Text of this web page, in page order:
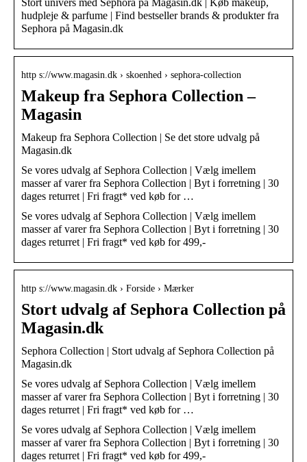
hudpleje & parfume | Find bestseller brands & produkter fra
Sephora på Magasin.dk
http s://www.magasin.dk › skoenhed › sephora-collection
Makeup fra Sephora Collection –
Magasin
Makeup fra Sephora Collection | Se det store udvalg på
Magasin.dk
Se vores udvalg af Sephora Collection | Vælg imellem
masser af varer fra Sephora Collection | Byt i forretning | 30
dages returret | Fri fragt* ved køb for …
Se vores udvalg af Sephora Collection | Vælg imellem
masser af varer fra Sephora Collection | Byt i forretning | 30
dages returret | Fri fragt* ved køb for 499,-
http s://www.magasin.dk › Forside › Mærker
Stort udvalg af Sephora Collection på
Magasin.dk
Sephora Collection | Stort udvalg af Sephora Collection på
Magasin.dk
Se vores udvalg af Sephora Collection | Vælg imellem
masser af varer fra Sephora Collection | Byt i forretning | 30
dages returret | Fri fragt* ved køb for …
Se vores udvalg af Sephora Collection | Vælg imellem
masser af varer fra Sephora Collection | Byt i forretning | 30
dages returret | Fri fragt* ved køb for 499,-